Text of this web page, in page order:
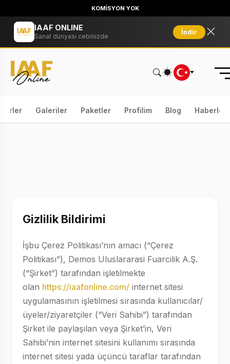
KOMİSYON YOK
IAAF ONLINE
Sanat dünyası cebinizde
İndir
Galeriler Paketler Profilim Blog Haberler
Gizlilik Bildirimi
İşbu Çerez Politikası’nın amacı (“Çerez
Politikası”), Demos Uluslararasi Fuarcilik A.Ş.
(“Şirket”) tarafından işletilmekte
olan https://iaafonline.com/ internet sitesi
uygulamasının işletilmesi sırasında kullanıcılar/
üyeler/ziyaretçiler (“Veri Sahibi”) tarafından
Şirket ile paylaşılan veya Şirket’in, Veri
Sahibi’nin internet sitesini kullanımı sırasında
internet sitesi yada üçüncü taraflar tarafından